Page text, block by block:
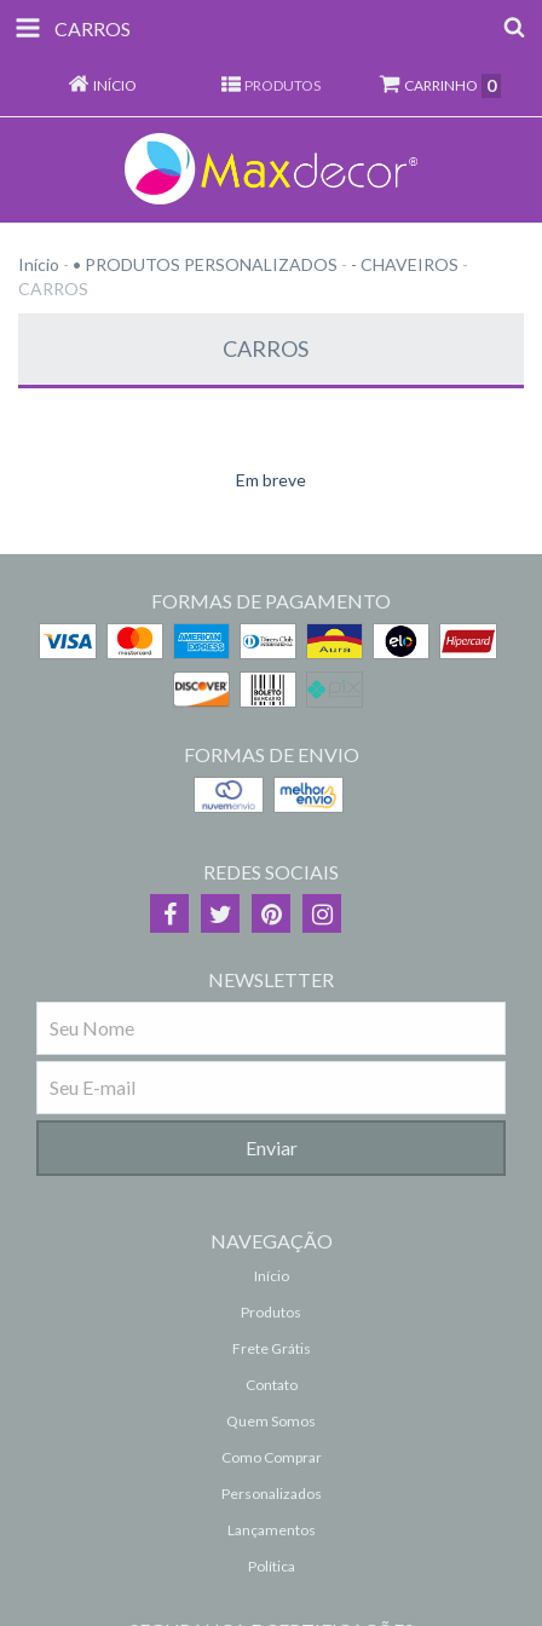
CARROS
INÍCIO PRODUTOS CARRINHO 0
Início - • PRODUTOS PERSONALIZADOS - - CHAVEIROS -
CARROS
CARROS
Em breve
FORMAS DE PAGAMENTO
FORMAS DE ENVIO
REDES SOCIAIS
NEWSLETTER
NAVEGAÇÃO
Início
Produtos
Frete Grátis
Contato
Quem Somos
Como Comprar
Personalizados
Lançamentos
Política